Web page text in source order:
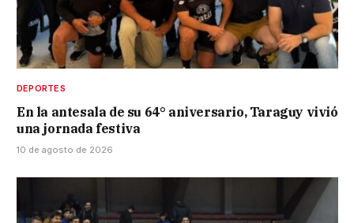
DEPORTES
En la antesala de su 64° aniversario, Taraguy vivió
una jornada festiva
10 de agosto de 2026